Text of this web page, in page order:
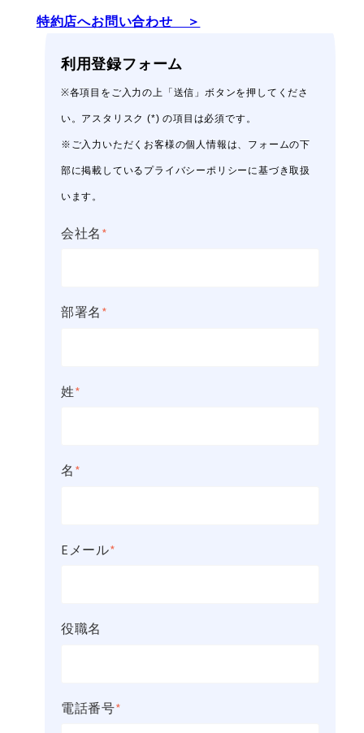
特約店へお問い合わせ ＞
利用登録フォーム
※各項目をご入力の上「送信」ボタンを押してくださ
い。アスタリスク (*) の項目は必須です。
※ご入力いただくお客様の個人情報は、フォームの下
部に掲載しているプライバシーポリシーに基づき取扱
います。
会社名 *
部署名 *
姓*
名 *
Eメール*
役職名
電話番号*